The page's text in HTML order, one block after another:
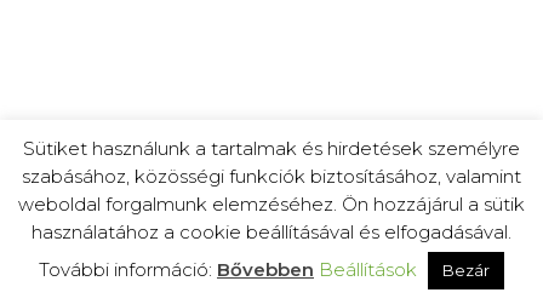
Sütiket használunk a tartalmak és hirdetések személyre
szabásához, közösségi funkciók biztosításához, valamint
weboldal forgalmunk elemzéséhez. Ön hozzájárul a sütik
használatához a cookie beállításával és elfogadásával.
További információ: Bővebben Beállítások Bezár